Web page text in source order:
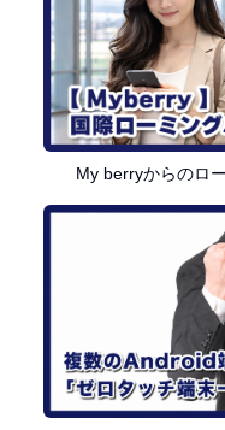
My berryからのロ